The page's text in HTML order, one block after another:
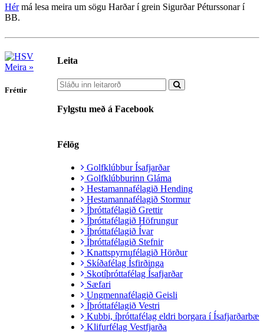
Hérmá lesa meira um sögu Harðar í grein Sigurðar Péturssonar í
BB.
Leita
Fylgstu með á Facebook
Félög
Golfklúbbur Ísafjarðar
Golfklúbburinn Gláma
Hestamannafélagið Hending
Hestamannafélagið Stormur
Íþróttafélagið Grettir
Íþróttafélagið Höfrungur
Íþróttafélagið Ívar
Íþróttafélagið Stefnir
Knattspyrnufélagið Hörður
Skíðafélag Ísfirðinga
Skotíþróttafélag Ísafjarðar
Sæfari
Ungmennafélagið Geisli
Íþróttafélagið Vestri
Kubbi, íþróttafélag eldri borgara í Ísafjarðarbæ
Klifurfélag Vestfjarða
Meira »
Fréttir